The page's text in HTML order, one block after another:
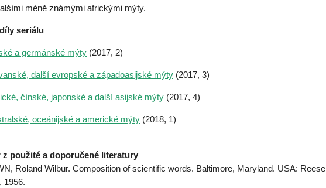
méně známými africkými mýty.
seriálu
a germánské mýty (2017, 2)
další evropské a západoasijské mýty (2017, 3)
čínské, japonské a další asijské mýty (2017, 4)
oceánijské a americké mýty (2018, 1)
z použité a doporučené literatury
Roland Wilbur. Composition of scientific words. Baltimore, Maryland. USA: Reese
1956.